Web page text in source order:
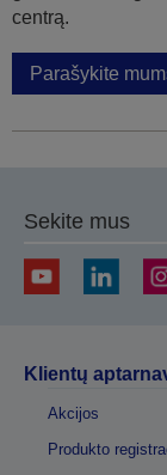
centrą.
Parašykite
Sekite mus
Klientų
Akcijos
Produkto